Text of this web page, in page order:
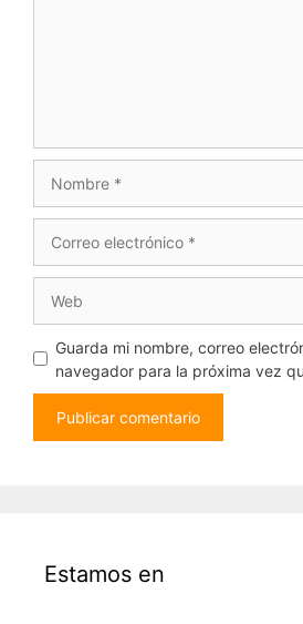
electrónico
Guarda mi nombre, correo
navegador para la próxima vez
Estamos en